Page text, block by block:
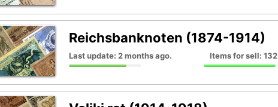
Reichsbanknoten (1874-1914)
Last update: 2 months ago. Items for sell: 132